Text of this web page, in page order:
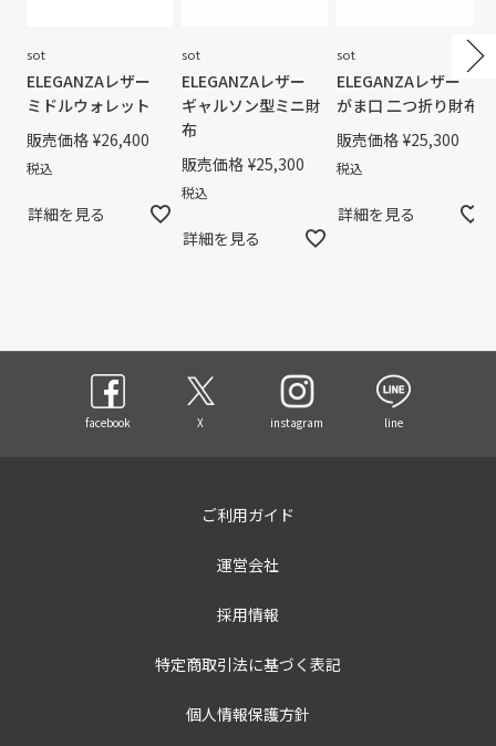
sot
ELEGANZAレザー
ミドルウォレット
販売価格 ¥26,400
税込
詳細を見る
sot
ELEGANZAレザー
ギャルソン型ミニ財
布
販売価格 ¥25,300
税込
詳細を見る
sot
ELEGANZAレザー
がま口 二つ折り財布
販売価格 ¥25,300
税込
詳細を見る
facebook X instagram line
ご利用ガイド
運営会社
採用情報
特定商取引法に基づく表記
個人情報保護方針